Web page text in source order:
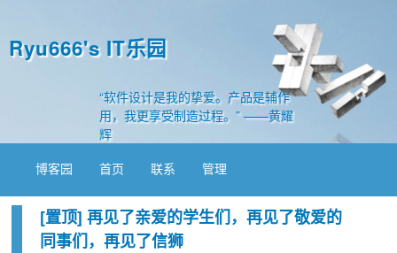
Ryu666's IT乐园
“软件设计是我的挚爱。产品是辅作
用，我更享受制造过程。” ——黄耀
辉
博客园
首页 联系 管理
[置顶] 再见了亲爱的学生们，再见了敬爱的
同事们，再见了信狮